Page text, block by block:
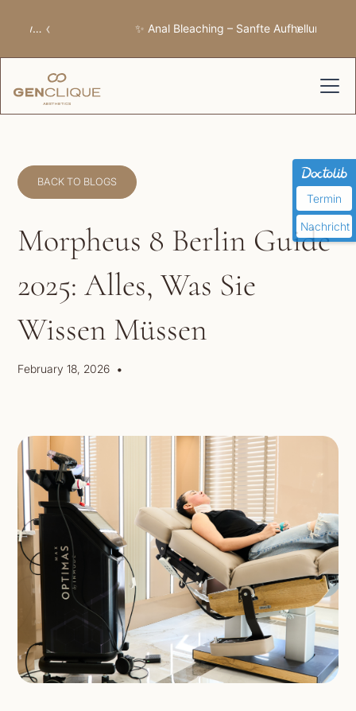
‹ ✨ Anal Bleaching – Sanfte Aufhellung ›
Termin
Nachricht
BACK TO BLOGS
Morpheus 8 Berlin Guide
2025: Alles, Was Sie
Wissen Müssen
February 18, 2026 •